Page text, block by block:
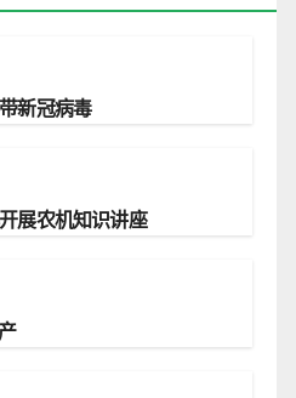
新冠病毒
展农机知识讲座